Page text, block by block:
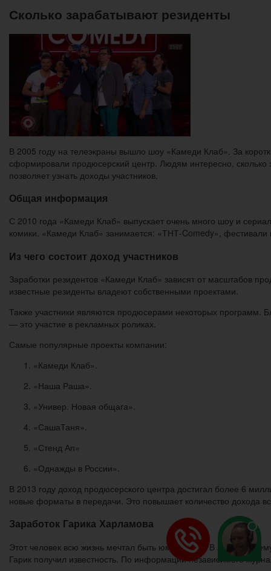
Сколько зарабатывают резиденты
В 2005 году на телеэкраны вышло шоу «Камеди Клаб». За
сформировали продюсерский центр. Людям интересно,
позволяет узнать доходы участников.
Общая информация
С 2010 года «Камеди Клаб» выпускает очень много шоу и
комики. «Камеди Клаб» занимается: «ТНТ-Comedy», фестивали
Из чего состоит доход участников
Заработки резидентов «Камеди Клаб» зависят от масштабов
известные резиденты владеют собственными проектами.
Также участники являются продюсерами некоторых программ.
— это участие в рекламных роликах.
Самые популярные проекты компании:
«Камеди Клаб».
«Наша Раша».
«Универ. Новая общага».
«СашаТаня».
«Стенд Ап»
«Однажды в России».
В 2013 году доход продюсерского центра достигал более 6
новые форматы в передачи. Это повышает количество дохода
Заработок Гарика Харламова
Этот человек всю жизнь мечтал быть юмористом. В 2009 году
Гарик получил известность. По информации независимого